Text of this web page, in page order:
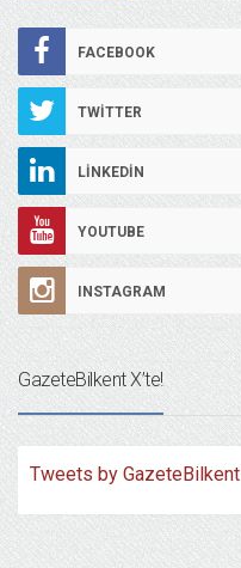
FACEBOOK
TWITTER
LINKEDIN
YOUTUBE
INSTAGRAM
GazeteBilkent X’te!
Tweets by GazeteBilkent